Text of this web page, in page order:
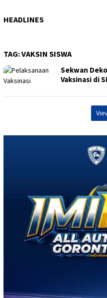
HEADLINES
TAG:VAKSIN SISWA
Sekwan
Vaksinasi di